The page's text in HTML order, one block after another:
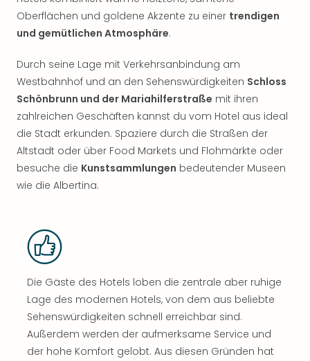
Oberflächen und goldene Akzente zu einer trendigen
und gemütlichen Atmosphäre.
Durch seine Lage mit Verkehrsanbindung am
Westbahnhof und an den Sehenswürdigkeiten Schloss
Schönbrunn und der Mariahilferstraße mit ihren
zahlreichen Geschäften kannst du vom Hotel aus ideal
die Stadt erkunden. Spaziere durch die Straßen der
Altstadt oder über Food Markets und Flohmärkte oder
besuche die Kunstsammlungen bedeutender Museen
wie die Albertina.
Die Gäste des Hotels loben die zentrale aber ruhige
Lage des modernen Hotels, von dem aus beliebte
Sehenswürdigkeiten schnell erreichbar sind.
Außerdem werden der aufmerksame Service und
der hohe Komfort gelobt. Aus diesen Gründen hat